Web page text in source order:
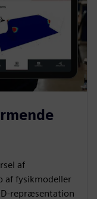
af
af fysikmodeller
repræsentation